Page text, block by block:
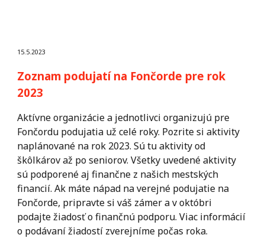
15.5.2023
Zoznam podujatí na Fončorde pre rok
2023
Aktívne organizácie a jednotlivci organizujú pre
Fončordu podujatia už celé roky. Pozrite si aktivity
naplánované na rok 2023. Sú tu aktivity od
škôlkárov až po seniorov. Všetky uvedené aktivity
sú podporené aj finančne z našich mestských
financií. Ak máte nápad na verejné podujatie na
Fončorde, pripravte si váš zámer a v októbri
podajte žiadosť o finančnú podporu. Viac informácií
o podávaní žiadostí zverejníme počas roka.